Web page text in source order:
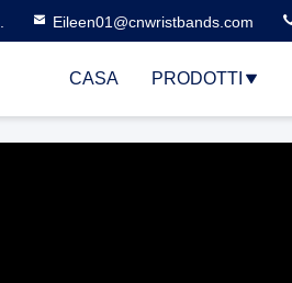
Eileen01@cnwristbands.com
CASA PRODOTTI